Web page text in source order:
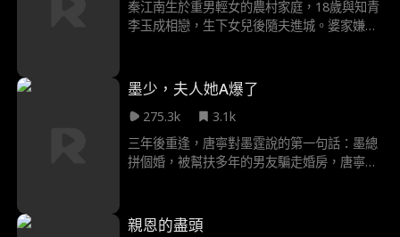
掃南省各大家族，擊敗神道宗大師兄江峰及其
秦江南生於重男輕女的農村家庭，18歲與知青
李玉成相戀，生下女兒後隨夫進城。婆家嫌棄
升。面對李家的騷擾，趙寧升挺身而出，護母
女周全。在他的支持下，秦江南苦學文化，發
揮裁縫天賦，創辦服裝廠；而他的雙腿也在她
的精心照料下康復。從卑微棄婦到獨立女廠
長，秦江南用堅韌改寫命運，與趙寧升從互助
墨少，夫人她A爆了
275.3k
3.1k
三年後重逢，唐寧對墨霆說的第一句話：墨總
拼個婚，被幫扶多年的男友騙走婚房，唐寧這
膊：沒說不答應。
親恩的盡頭